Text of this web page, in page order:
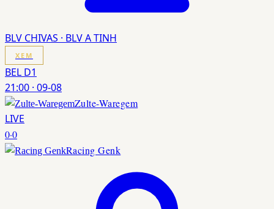
BLV CHIVAS · BLV A TINH
XEM
BEL D1
21:00 · 09-08
Zulte-Waregem
LIVE
0·0
Racing Genk